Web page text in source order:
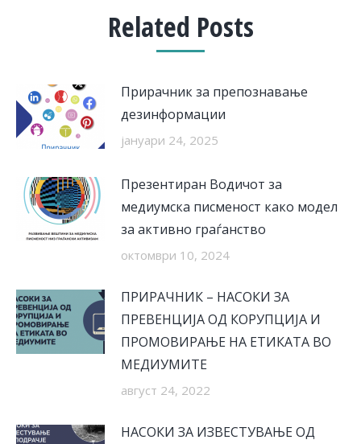
Related Posts
Прирачник за препознавање
дезинформации
јануари 24, 2025
Презентиран Водичот за
медиумска писменост како модел
за активно граѓанство
октомври 10, 2024
ПРИРАЧНИК – НАСОКИ ЗА
ПРЕВЕНЦИЈА ОД КОРУПЦИЈА И
ПРОМОВИРАЊЕ НА ЕТИКАТА ВО
МЕДИУМИТЕ
август 24, 2022
НАСОКИ ЗА ИЗВЕСТУВАЊЕ ОД